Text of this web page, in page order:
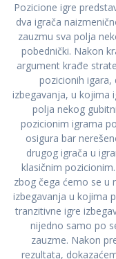
Pozicione igre
dva igrača
zauzmu sva polja
pobednički. Nakon
argument krađe
pozicionih
izbegavanja, u kojima
polja nekog
pozicionim igrama
osigura bar
drugog igrača u
klasičnim
zbog čega ćemo se u
izbegavanja u kojima
tranzitivne igre
nijedno samo po
zauzme. Nakon
rezultata,